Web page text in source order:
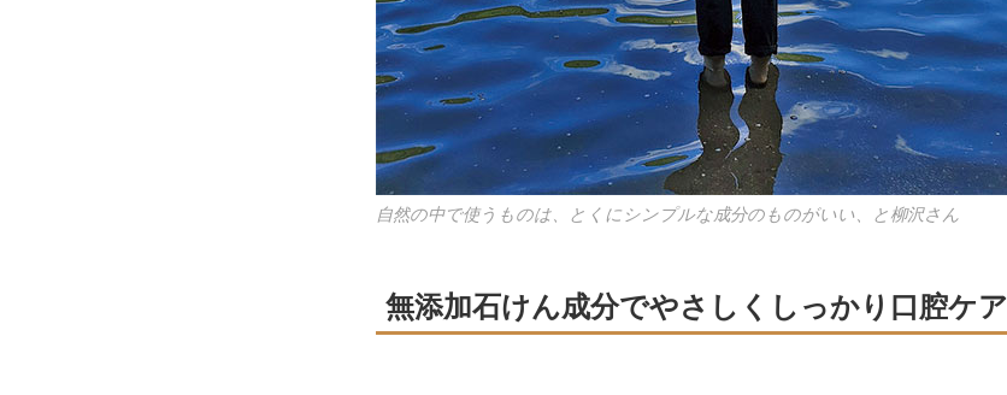
自然の中で使うものは、とくにシンプルな成分のものがいい、と柳沢さん
無添加石けん成分でやさしくしっかり口腔ケア